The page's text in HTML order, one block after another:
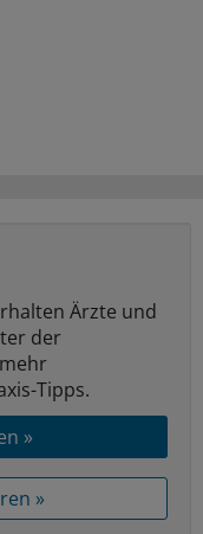
Ärzte und
der
Tipps.
»
»